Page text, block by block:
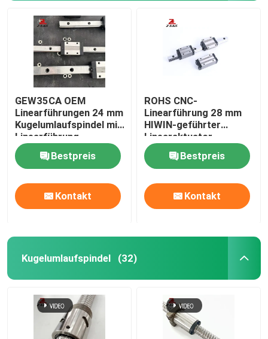
GEW35CA OEM
Linearführungen 24 mm
Kugelumlaufspindel mit
Linearführung
Bestpreis
Kontakt
ROHS CNC-
Linearführung 28 mm
HIWIN-geführter
Linearaktuator
GEW35CA
Bestpreis
Kontakt
Kugelumlaufspindel (32)